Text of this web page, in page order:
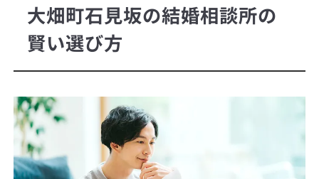
大畑町石見坂の結婚相談所の
賢い選び方